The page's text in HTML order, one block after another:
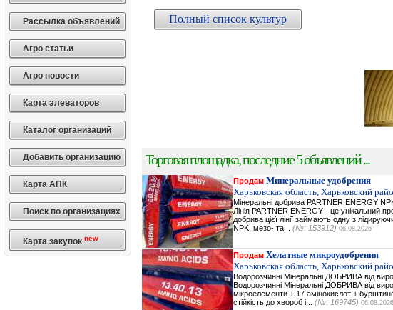
Рассылка объявлений
Агро статьи
Агро новости
Карта элеваторов
Каталог организаций
Добавить организацию
Карта АПК
Поиск по организациях
Карта закупок new
Полный список культур
Торговая площадка, последние 5 объявлений ...
Продам Минеральные удобрения
Харьковская область, Харьковский
Мінеральні добрива PARTNER ENERGY
Лінія PARTNER ENERGY - це унікальний
добрива цієї лінії займають одну з
NPK, мезо- та... (№: 153912) 06.08.2026
Продам Хелатные микроудобрения
Харьковская область, Харьковский
Водорозчинні Мiнеральнi ДОБРИВА від
Водорозчинні Мiнеральнi ДОБРИВА від
мікроелементи + 17 амінокислот +
стійкість до хвороб і... (№: 169745) 06.08.2026